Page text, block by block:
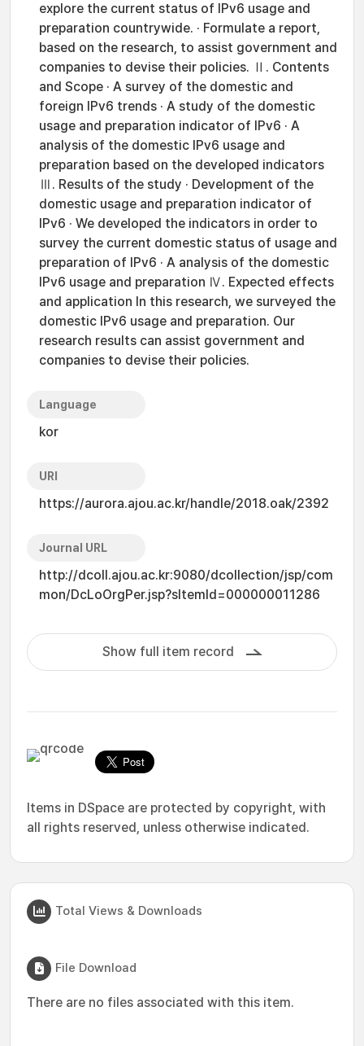
explore the current status of IPv6 usage and
preparation countrywide. · Formulate a report,
based on the research, to assist government and
companies to devise their policies. Ⅱ. Contents
and Scope · A survey of the domestic and
foreign IPv6 trends · A study of the domestic
usage and preparation indicator of IPv6 · A
analysis of the domestic IPv6 usage and
preparation based on the developed indicators
Ⅲ. Results of the study · Development of the
domestic usage and preparation indicator of
IPv6 · We developed the indicators in order to
survey the current domestic status of usage and
preparation of IPv6 · A analysis of the domestic
IPv6 usage and preparation Ⅳ. Expected effects
and application In this research, we surveyed the
domestic IPv6 usage and preparation. Our
research results can assist government and
companies to devise their policies.
Language
kor
URI
https://aurora.ajou.ac.kr/handle/2018.oak/2392
Journal URL
http://dcoll.ajou.ac.kr:9080/dcollection/jsp/com
mon/DcLoOrgPer.jsp?sItemId=000000011286
Show full item record
Items in DSpace are protected by copyright, with
all rights reserved, unless otherwise indicated.
Total Views & Downloads
File Download
There are no files associated with this item.